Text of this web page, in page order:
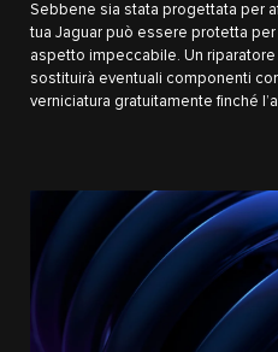
Sebbene sia stata progettata per
tua Jaguar può essere protetta
aspetto impeccabile. Un
sostituirà eventuali componenti
verniciatura gratuitamente finché